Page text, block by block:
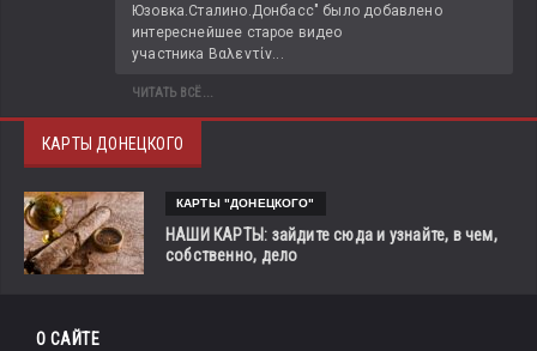
Юзовка.Сталино.Донбасс" было добавлено
интереснейшее старое видео
участника Βαλεντίν...
ЧИТАТЬ ВСЁ...
КАРТЫ ДОНЕЦКОГО
КАРТЫ "ДОНЕЦКОГО"
НАШИ КАРТЫ: зайдите сюда и узнайте, в чем,
собственно, дело
О САЙТЕ